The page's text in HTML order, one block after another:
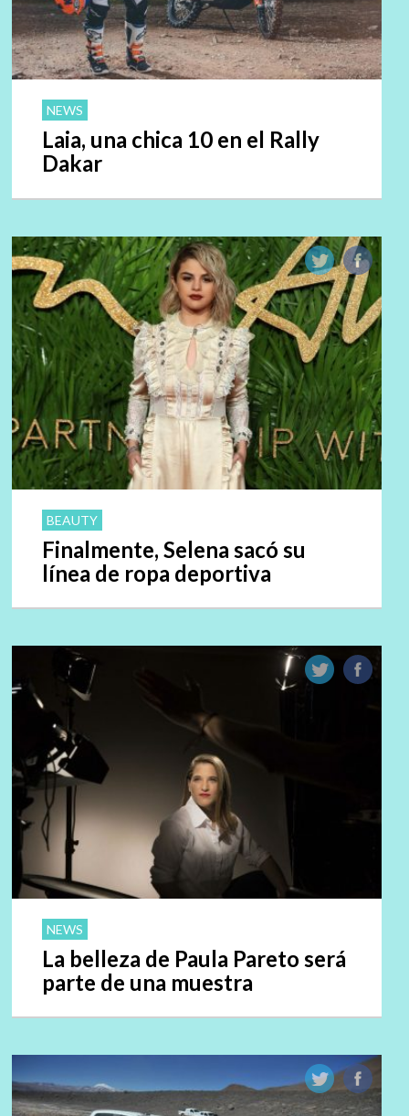
NEWS
Laia, una chica 10 en el Rally
Dakar
BEAUTY
Finalmente, Selena sacó su
línea de ropa deportiva
NEWS
La belleza de Paula Pareto será
parte de una muestra